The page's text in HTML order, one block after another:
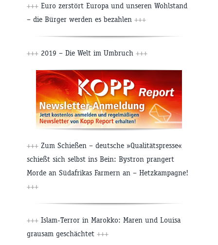
+++ Euro zerstört Europa und unseren Wohlstand
– die Bürger werden es bezahlen +++
+++ 2019 – Die Welt im Umbruch +++
+++ Zum Schießen – deutsche »Qualitätspresse«
schießt sich selbst ins Bein: Bystron prangert
Morde an Südafrikas Farmern an – Hetzkampagne!
+++
+++ Islam-Terror in Marokko: Maren und Louisa
grausam geschächtet +++